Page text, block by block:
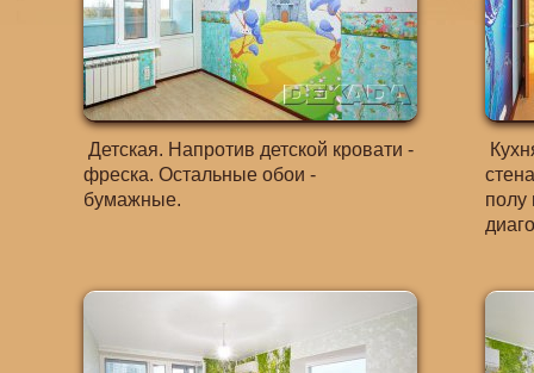
Детская. Напротив детской кровати -
фреска. Остальные обои -
бумажные.
полу